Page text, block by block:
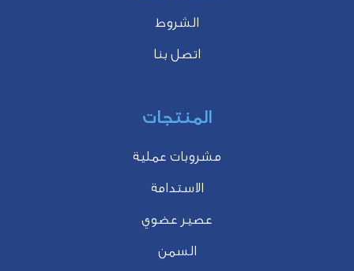
الشروط
اتصل بنا
المنتجات
مشروبات عملية
الاستدامة
عصير عضوي
السمن